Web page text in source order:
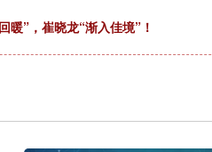
暖”，崔晓龙“渐入佳境”！